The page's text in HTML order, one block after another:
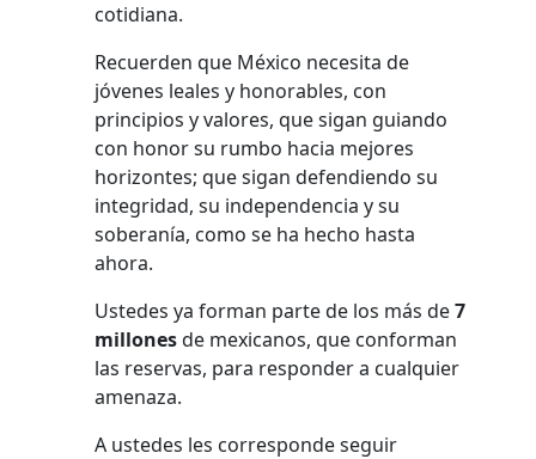
cotidiana.
Recuerden que México necesita de
jóvenes leales y honorables, con
principios y valores, que sigan guiando
con honor su rumbo hacia mejores
horizontes; que sigan defendiendo su
integridad, su independencia y su
soberanía, como se ha hecho hasta
ahora.
Ustedes ya forman parte de los más de7
millonesde mexicanos, que conforman
las reservas, para responder a cualquier
amenaza.
A ustedes les corresponde seguir